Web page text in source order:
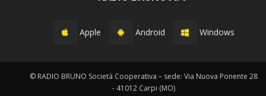
Apple Android Windows
© RADIO BRUNO Società Cooperativa – sede: Via Nuova Ponente 28
- 41012 Carpi (MO)